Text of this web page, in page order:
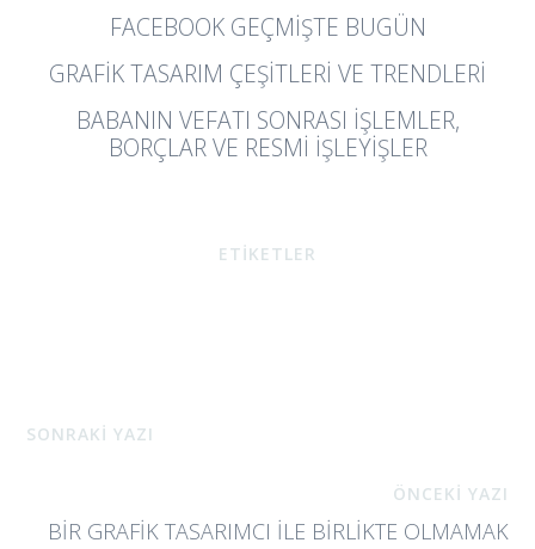
FACEBOOK GEÇMIŞTE BUGÜN
GRAFIK TASARIM ÇEŞITLERI VE TRENDLERI
BABANIN VEFATI SONRASI İŞLEMLER,
BORÇLAR VE RESMI İŞLEYIŞLER
ETİKETLER
SONRAKİ YAZI
ÖNCEKİ YAZI
BIR GRAFIK TASARIMCI ILE BIRLIKTE OLMAMAK